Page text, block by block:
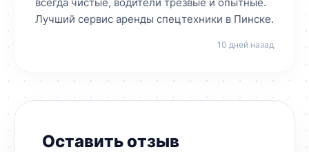
Лучший сервис аренды спецтехники в Пинске.
10 дней назад
Оставить отзыв